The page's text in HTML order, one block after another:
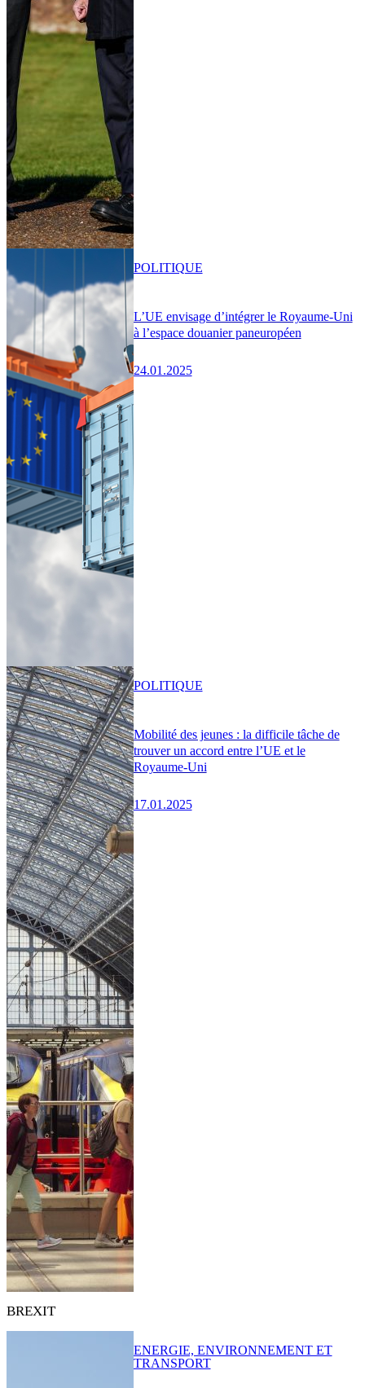
L’UE envisage d’intégrer le Royaume-Uni
à l’espace douanier paneuropéen
24.01.2025
POLITIQUE
Mobilité des jeunes : la difficile tâche de
trouver un accord entre l’UE et le
Royaume-Uni
17.01.2025
POLITIQUE
BREXIT
ENERGIE, ENVIRONNEMENT ET
TRANSPORT